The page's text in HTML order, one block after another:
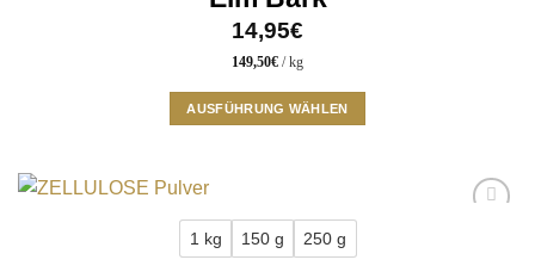
können
auf
der
Produktseite
gewählt
14,95€
149,50€ /kg
AUSFÜHRUNG WÄHLEN
Varianten
auf.
1 kg 150 g 250 g